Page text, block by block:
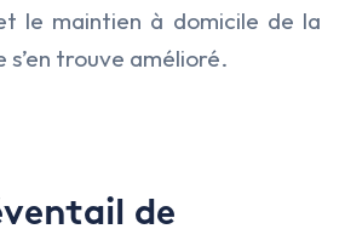
le maintien à domicile de la
s’en trouve amélioré.
de